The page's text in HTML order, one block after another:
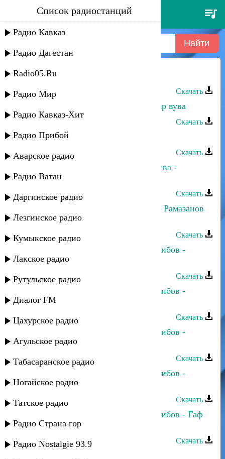
динара гасанова - сельминаз
Список радиостанций
Радио Кавказ
Радио Дагестан
Radio05.Ru
Радио Мир
Радио Кавказ-Хит
Радио Прибой
Аварское радио
Радио Ватан
Даргинское радио
Лезгинское радио
Кумыкское радио
Лакское радио
Рутульское радио
Диалог FM
Цахурское радио
Агульское радио
Табасаранское радио
Ногайское радио
Татское радио
Радио Страна гор
Радио Nostalgie 93.9
Динара Гасанова - Сельминаз
Скачать
Динара Гасанова - Кюкдириз ухшар вува
Скачать
Динара Гасанова - Гьаз ву
Скачать
Динара Гасанова и Шамсият Прачева -
Цийи_йис
Скачать
Динара Гасанова и Магомед-Закир Рамазанов
- Бахтлу апин
Скачать
Динара Гасанова и Джамбулат Хабибов -
Шуточная
Скачать
Динара Гасанова и Джамбулат Хабибов -
Къисмат дар
Скачать
Динара Гасанова и Джамбулат Хабибов -
Курхьа мяъли
Скачать
Динара Гасанова и Джамбулат Хабибов -
Гьаму суал учвуз вуйиз
Скачать
Динара Гасанова и Джамбулат Хабибов - Гаф
тувундарза
Скачать